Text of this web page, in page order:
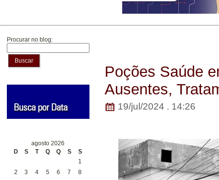
Procurar no blog:
Buscar
agosto 2026
D
S T Q Q S
S
1
2
3 4 5 6 7
8
Poções Saúde
Ausentes,
19/jul/2024 . 14:26